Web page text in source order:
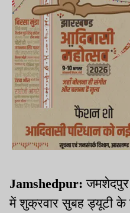
Jamshedpur: जमशेदपुर
में शुक्रवार सुबह ड्यूटी के